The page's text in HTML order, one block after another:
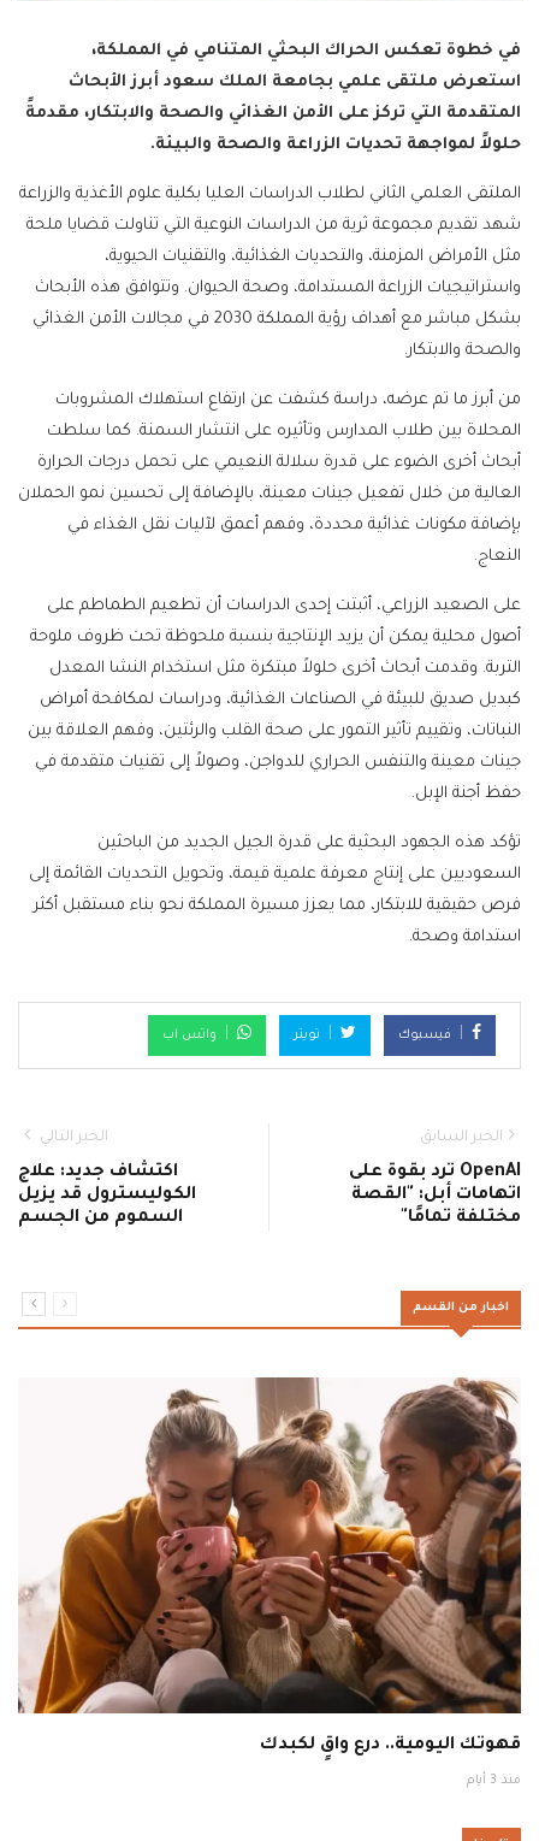
في خطوة تعكس الحراك البحثي المتنامي في المملكة،
استعرض ملتقى علمي بجامعة الملك سعود أبرز الأبحاث
المتقدمة التي تركز على الأمن الغذائي والصحة والابتكار، مقدمةً
حلولاً لمواجهة تحديات الزراعة والصحة والبيئة.
الملتقى العلمي الثاني لطلاب الدراسات العليا بكلية علوم الأغذية والزراعة
شهد تقديم مجموعة ثرية من الدراسات النوعية التي تناولت قضايا ملحة
مثل الأمراض المزمنة، والتحديات الغذائية، والتقنيات الحيوية،
واستراتيجيات الزراعة المستدامة، وصحة الحيوان. وتتوافق هذه الأبحاث
بشكل مباشر مع أهداف رؤية المملكة 2030 في مجالات الأمن الغذائي
والصحة والابتكار.
من أبرز ما تم عرضه، دراسة كشفت عن ارتفاع استهلاك المشروبات
المحلاة بين طلاب المدارس وتأثيره على انتشار السمنة. كما سلطت
أبحاث أخرى الضوء على قدرة سلالة النعيمي على تحمل درجات الحرارة
العالية من خلال تفعيل جينات معينة، بالإضافة إلى تحسين نمو الحملان
بإضافة مكونات غذائية محددة، وفهم أعمق لآليات نقل الغذاء في
النعاج.
على الصعيد الزراعي، أثبتت إحدى الدراسات أن تطعيم الطماطم على
أصول محلية يمكن أن يزيد الإنتاجية بنسبة ملحوظة تحت ظروف ملوحة
التربة. وقدمت أبحاث أخرى حلولاً مبتكرة مثل استخدام النشا المعدل
كبديل صديق للبيئة في الصناعات الغذائية، ودراسات لمكافحة أمراض
النباتات، وتقييم تأثير التمور على صحة القلب والرئتين، وفهم العلاقة بين
جينات معينة والتنفس الحراري للدواجن، وصولاً إلى تقنيات متقدمة في
حفظ أجنة الإبل.
تؤكد هذه الجهود البحثية على قدرة الجيل الجديد من الباحثين
السعوديين على إنتاج معرفة علمية قيمة، وتحويل التحديات القائمة إلى
فرص حقيقية للابتكار، مما يعزز مسيرة المملكة نحو بناء مستقبل أكثر
استدامة وصحة.
فيسبوك تويتر واتس اب
الخبر السابق
OpenAI ترد بقوة على
اتهامات أبل: "القصة
مختلفة تمامًا"
الخبر التالي
اكتشاف جديد: علاج
الكوليسترول قد يزيل
السموم من الجسم
اخبار من القسم
قهوتك اليومية.. درع واقٍ لكبدك
منذ 3 أيام